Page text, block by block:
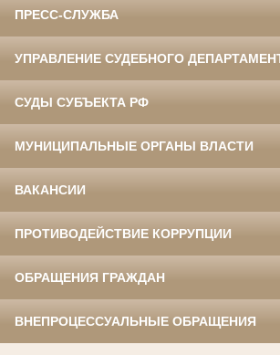
ПРЕСС-СЛУЖБА
УПРАВЛЕНИЕ СУДЕБНОГО
СУДЫ СУБЪЕКТА РФ
МУНИЦИПАЛЬНЫЕ ОРГАНЫ ВЛАСТИ
ВАКАНСИИ
ПРОТИВОДЕЙСТВИЕ КОРРУПЦИИ
ОБРАЩЕНИЯ ГРАЖДАН
ВНЕПРОЦЕССУАЛЬНЫЕ ОБРАЩЕНИЯ